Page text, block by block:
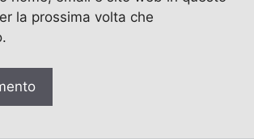
la prossima volta che